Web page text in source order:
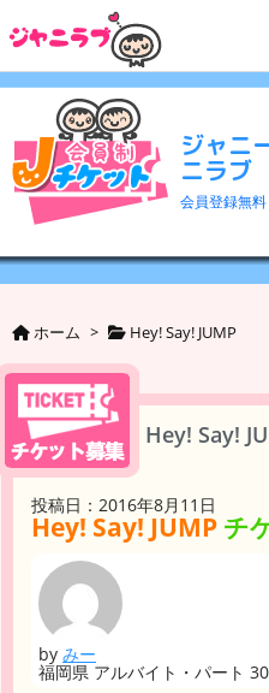
ジャニ
ニラブ
会員登録無
ホーム > Hey! Say! JUMP
Hey! Say!
投稿日：2016年8月11日
Hey! Say! JUMP チ
by みー
福岡県 アルバイト・パート